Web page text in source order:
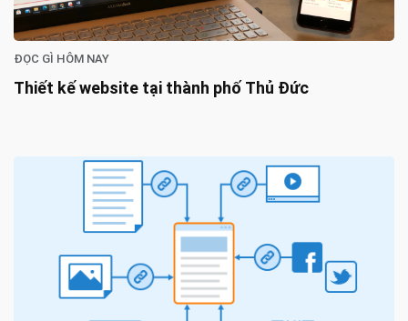
ĐỌC GÌ HÔM NAY
Thiết kế website tại thành phố Thủ Đức